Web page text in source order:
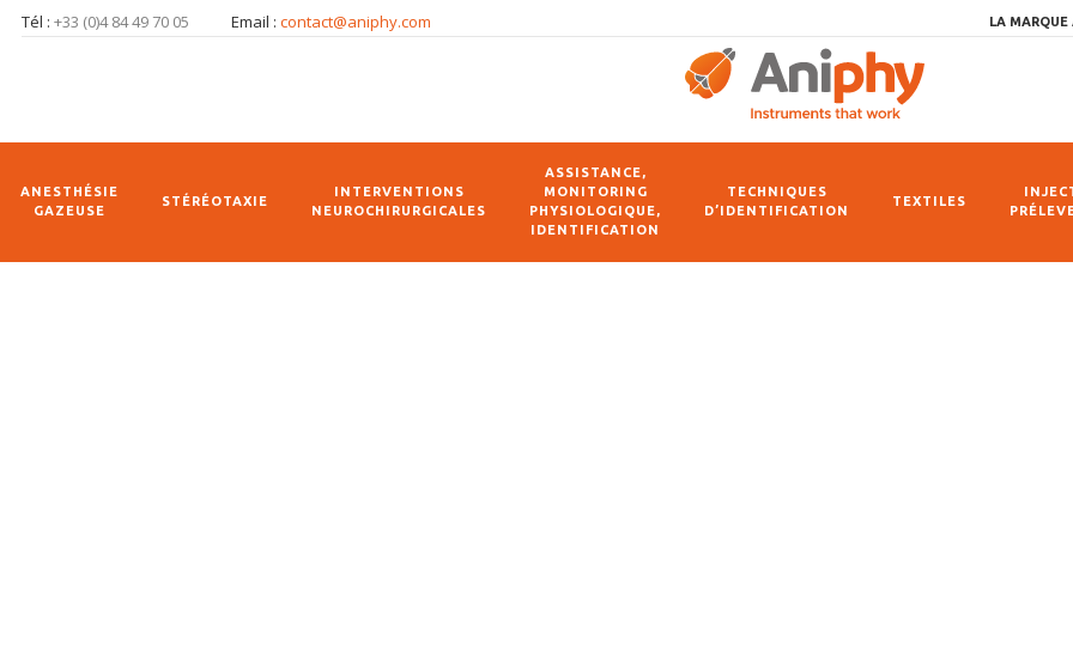
Tél : +33 (0)4 84 49 70 05 Email : contact@aniphy.com LA MARQUE
ANESTHÉSIE
GAZEUSE
STÉRÉOTAXIE
INTERVENTIONS
NEUROCHIRURGICALES
ASSISTANCE,
MONITORING
PHYSIOLOGIQUE,
IDENTIFICATION
TECHNIQUES
D’IDENTIFICATION
TEXTILES